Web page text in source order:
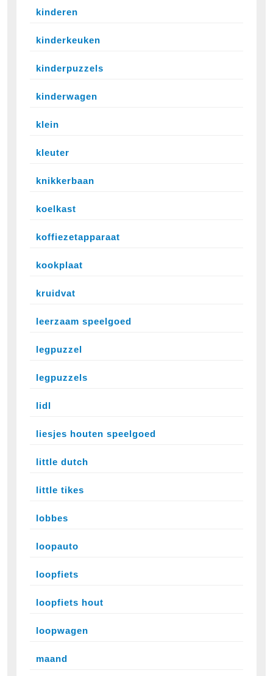
kinderen
kinderkeuken
kinderpuzzels
kinderwagen
klein
kleuter
knikkerbaan
koelkast
koffiezetapparaat
kookplaat
kruidvat
leerzaam speelgoed
legpuzzel
legpuzzels
lidl
liesjes houten speelgoed
little dutch
little tikes
lobbes
loopauto
loopfiets
loopfiets hout
loopwagen
maand